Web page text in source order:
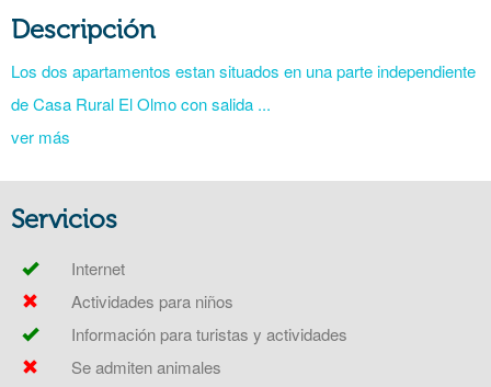
Descripción
Los dos apartamentos estan situados en una parte independiente
de Casa Rural El Olmo con salida ...
ver más
Servicios
Internet
Actividades para niños
Información para turistas y actividades
Se admiten animales